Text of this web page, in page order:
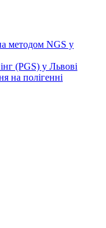
методом NGS у
(PGS) у Львові
на полігенні